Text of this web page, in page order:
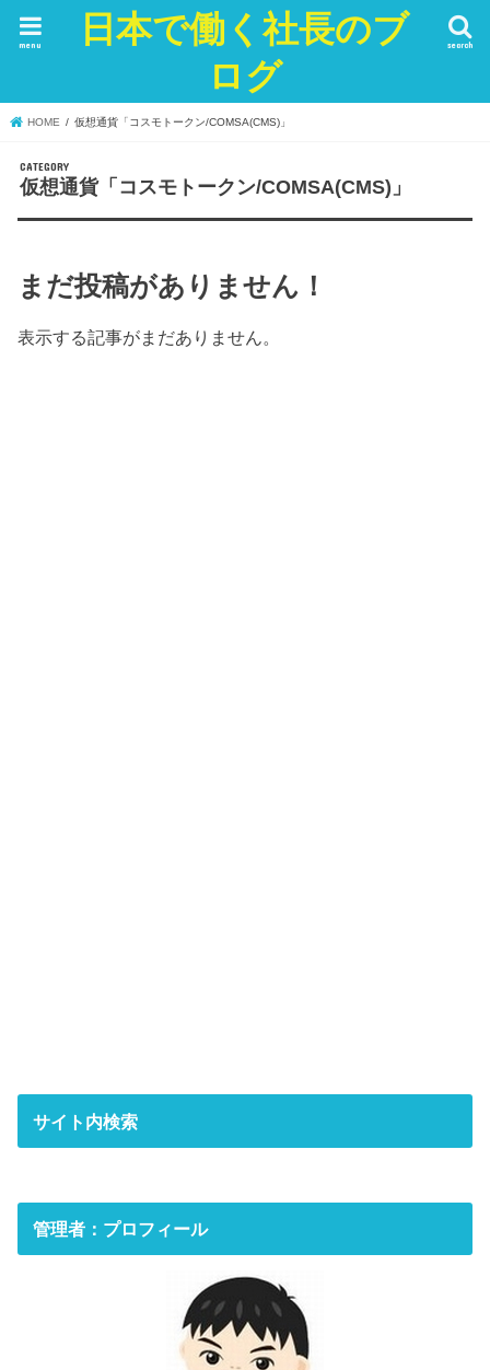
日本で働く社長のブ
ログ
search
menu
HOME 仮想通貨「コスモトークン/COMSA(CMS)」
仮想通貨「コスモトークン/COMSA(CMS)」
まだ投稿がありません！
表示する記事がまだありません。
サイト内検索
管理者：プロフィール